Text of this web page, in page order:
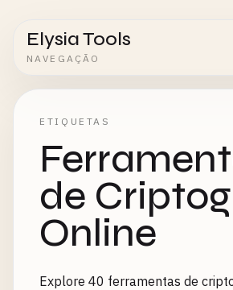
Elysia Tools
NAVEGAÇÃO
ETIQUETAS
de
Online
Explore 40 ferramentas de